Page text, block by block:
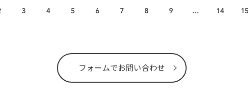
3 4 5 6 7 8 9 … 14 15
フォームでお問い合わせ